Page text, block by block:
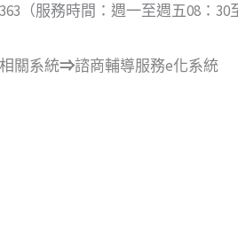
（服務時間：週一至週五08：30至
關系統⇒諮商輔導服務e化系統